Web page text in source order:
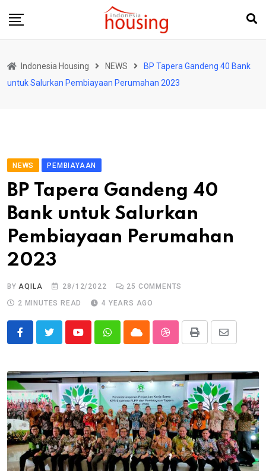
Indonesia Housing NEWS
BP Tapera Gandeng 40 Bank
untuk Salurkan Pembiayaan Perumahan 2023
NEWS PEMBIAYAAN
BP Tapera Gandeng 40
Bank untuk Salurkan
Pembiayaan Perumahan
2023
BY AQILA 28/12/2022 25 COMMENTS
2 MINUTES READ
4 YEARS AGO
YoutubeWhatsappCloud StumbleUpon
Print
Share
Email